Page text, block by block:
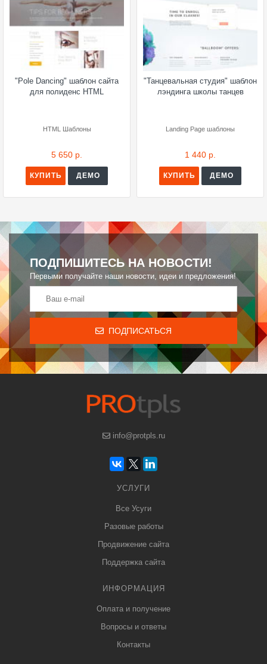
"Pole Dancing" шаблон сайта
для полиденс HTML
HTML Шаблоны
5 650 р.
КУПИТЬ ДЕМО
"Танцевальная студия" шаблон
лэндинга школы танцев
Landing Page шаблоны
1 440 р.
КУПИТЬ ДЕМО
ПОДПИШИТЕСЬ НА НОВОСТИ!
Первыми получайте наши новости, идеи и предложения!
ПОДПИСАТЬСЯ
info@protpls.ru
УСЛУГИ
Все Усуги
Разовые работы
Продвижение сайта
Поддержка сайта
ИНФОРМАЦИЯ
Оплата и получение
Вопросы и ответы
Контакты